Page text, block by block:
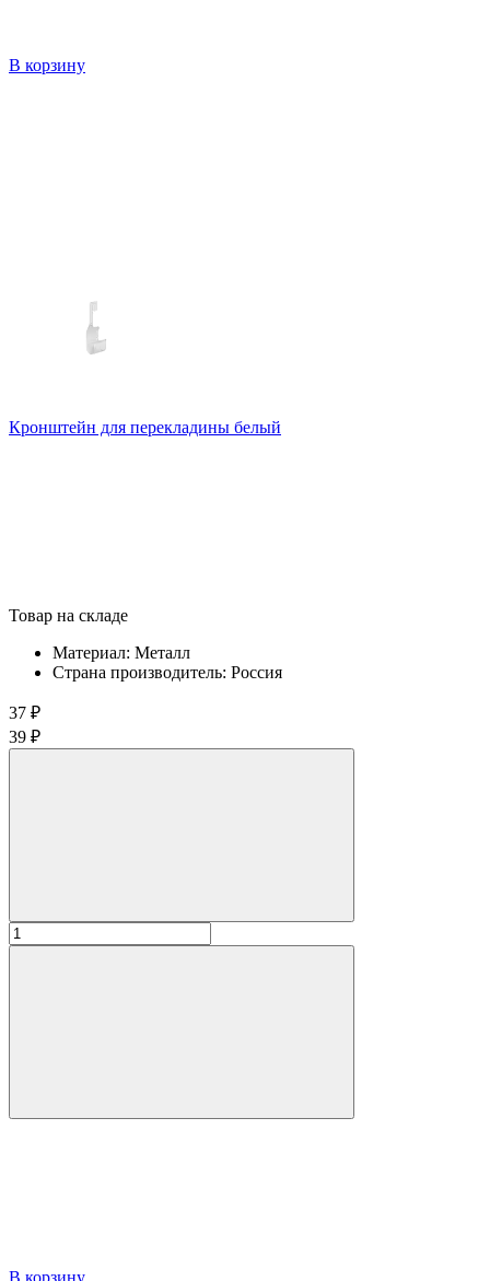
В корзину
Кронштейн для перекладины белый
Товар на складе
Материал: Металл
Страна производитель: Россия
37 ₽
39 ₽
В корзину